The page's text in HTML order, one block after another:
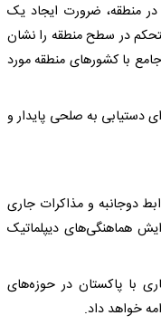
منطقه، ضرورت ایجاد یک
در سطح منطقه را نشان
با کشورهای منطقه مورد
دستیابی به صلحی پایدار و
دوجانبه و مذاکرات جاری
هماهنگی‌های دیپلماتیک
با پاکستان در حوزه‌های
خواهد داد.